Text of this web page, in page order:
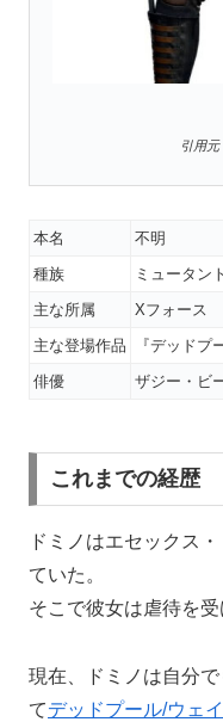
引用元
本名
不明
種族
ミュータント
主な所属
Xフォース
主な登場作品
『デッドプ
俳優
ザジー・ビ
これまでの経歴
ドミノはエセックス
ていた。
そこで彼女は虐待を受
現在、ドミノは自分
てデッドプール/ウェ